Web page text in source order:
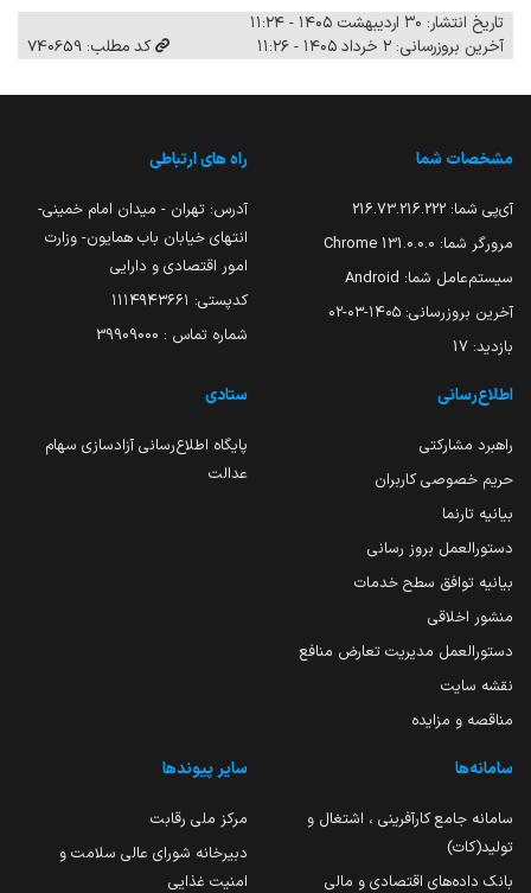
تاریخ انتشار: ۳۰ اردیبهشت ۱۴۰۵ - ۱۱:۲۴
آخرین بروزرسانی: ۲ خرداد ۱۴۰۵ - ۱۱:۲۶
کد مطلب: 740659
مشخصات شما
آی‌پی شما: 216.73.216.222
مرورگر شما: 131.0.0.0 Chrome
سیستم‌عامل شما: Android
آخرین بروزرسانی: ۱۴۰۵-۰۳-۰۲
بازدید: 17
راه های ارتباطی
آدرس: تهران - میدان امام خمینی-
انتهای خیابان باب همایون- وزارت
امور اقتصادی و دارایی
کدپستی: ۱۱۱۴۹۴۳۶۶۱
شماره تماس : 39909000
اطلاع‌رسانی
راهبرد مشارکتی
حریم خصوصی کاربران
بیانیه تارنما
دستورالعمل بروز رسانی
بیانیه توافق سطح خدمات
منشور اخلاقی
دستورالعمل مدیریت تعارض منافع
نقشه سایت
مناقصه و مزایده
ستادی
پایگاه اطلاع‌رسانی آزادسازی سهام
عدالت
سامانه‌ها
سامانه جامع کارآفرینی ، اشتغال و
تولید(کات)
بانک داده‌های اقتصادی و مالی
سایر پیوندها
مرکز ملی رقابت
دبیرخانه شورای عالی سلامت و
امنیت غذایی